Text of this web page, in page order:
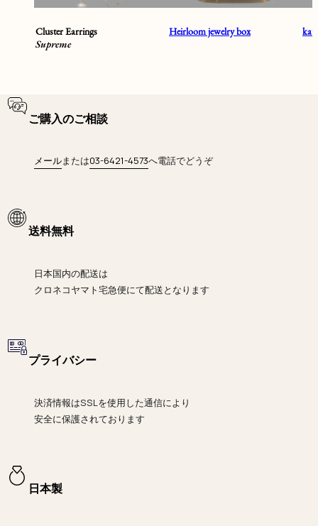
Cluster Earrings
Supreme
Heirloom jewelry box
ご購入のご相談
メールまたは03-6421-4573へ電話でどうぞ
送料無料
日本国内の配送は
クロネコヤマト宅急便にて配送となります
プライバシー
決済情報はSSLを使用した通信により
安全に保護されております
日本製